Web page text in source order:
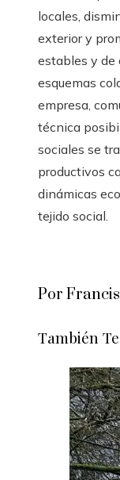
locales,
exterior y
estables y de
esquemas
empresa,
técnica
sociales se
productivos
dinámicas
tejido social.
Por
También